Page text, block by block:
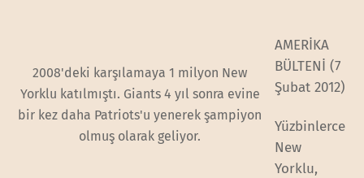
2008'deki karşılamaya 1 milyon New
Yorklu katılmıştı. Giants 4 yıl sonra evine
bir kez daha Patriots'u yenerek şampiyon
olmuş olarak geliyor.
AMERİKA
BÜLTENİ (7
Şubat 2012)
Yüzbinlerce
New
Yorklu,